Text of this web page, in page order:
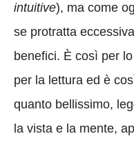
intuitive), ma come
se protratta
benefici. È così per
per la lettura ed è
quanto bellissimo,
la vista e la mente,